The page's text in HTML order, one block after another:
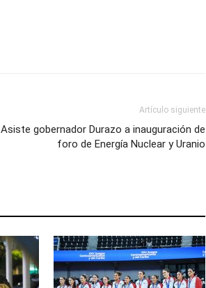
Artículo siguiente
Asiste gobernador Durazo a inauguración de
foro de Energía Nuclear y Uranio